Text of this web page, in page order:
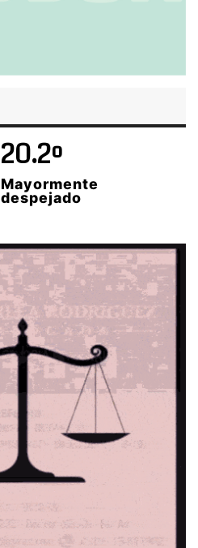
20.2º
Mayormente
despejado